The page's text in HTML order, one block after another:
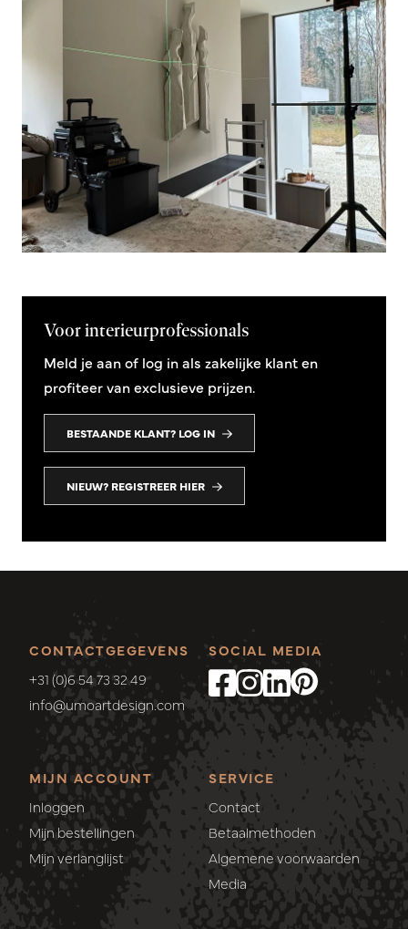
Voor interieurprofessionals
Meld je aan of log in als zakelijke klant en
profiteer van exclusieve prijzen.
BESTAANDE KLANT? LOG IN
NIEUW? REGISTREER HIER
CONTACTGEGEVENS
+31 (0)6 54 73 32 49
info@umoartdesign.com
MIJN ACCOUNT
Inloggen
Mijn bestellingen
Mijn verlanglijst
SERVICE
Contact
Betaalmethoden
Algemene voorwaarden
Media
SOCIAL MEDIA